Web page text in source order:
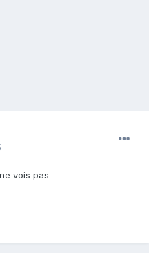
vois pas